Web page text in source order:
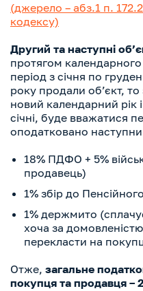
(джерело – абз.1 п.
кодексу)
Другий та наступні
протягом
період з січня по
року продали обʼєкт,
новий календарний рік
січні, буде вважатися
оподатковано
18% ПДФО + 5%
продавець)
1% збір до
1% держмито
хоча за
перекласти на
Отже, загальне
покупця та продавця –